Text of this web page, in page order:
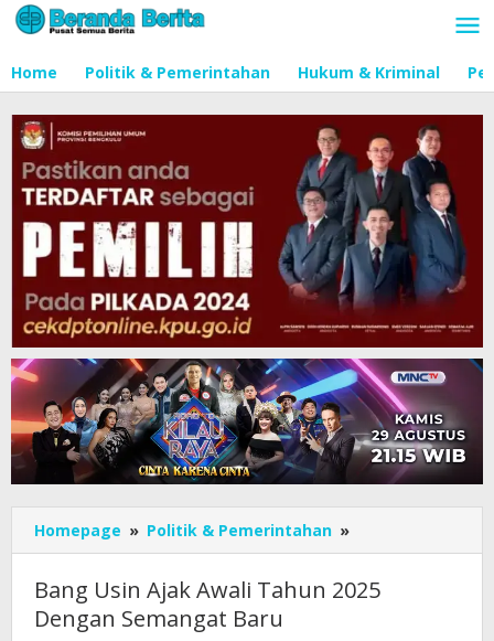
Lewati
ke
Home Politik & Pemerintahan Hukum & Kriminal
Homepage » Politik & Pemerintahan »
Usin
Awali
Bang Usin Ajak Awali Tahun 2025
Dengan Semangat Baru